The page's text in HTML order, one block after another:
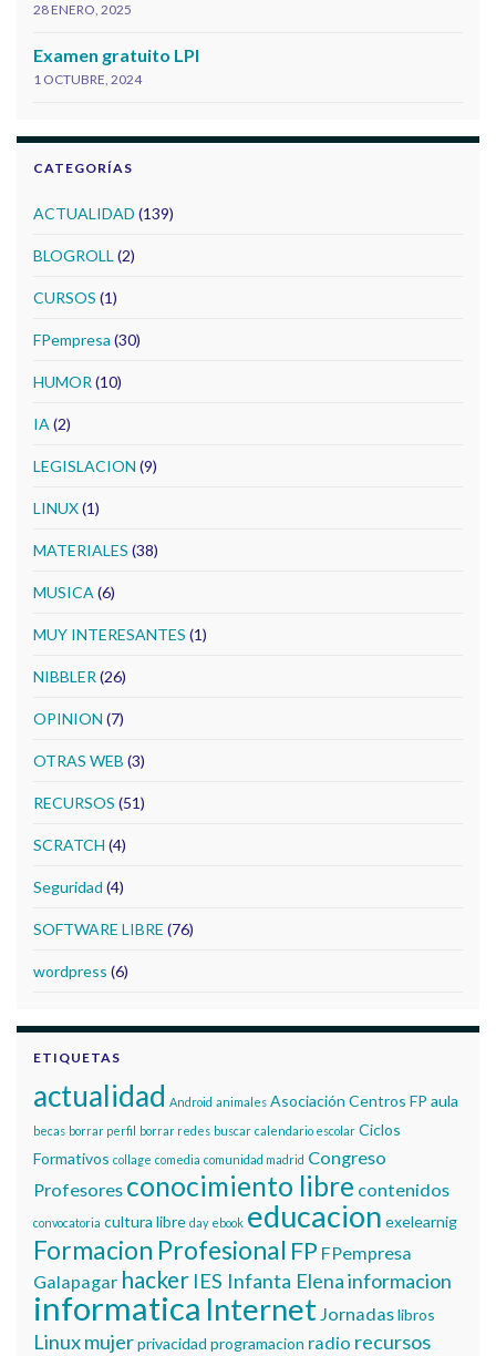
28 ENERO, 2025
Examen gratuito LPI
1 OCTUBRE, 2024
CATEGORÍAS
ACTUALIDAD (139)
BLOGROLL (2)
CURSOS (1)
FPempresa (30)
HUMOR (10)
IA (2)
LEGISLACION (9)
LINUX(1)
MATERIALES (38)
MUSICA (6)
MUY INTERESANTES (1)
NIBBLER (26)
OPINION (7)
OTRAS WEB (3)
RECURSOS (51)
SCRATCH (4)
Seguridad (4)
SOFTWARE LIBRE (76)
wordpress (6)
ETIQUETAS
actualidad Android animales Asociación Centros FP aula
becas borrar perfil borrar redes buscar calendario escolar Ciclos
Formativos collage comedia comunidad madrid Congreso
Profesores conocimiento libre contenidos
convocatoria cultura libre day ebook educacion exelearnig
Formacion Profesional FP FPempresa
Galapagar hacker IES Infanta Elenainformacion
informatica Internet Jornadaslibros
Linuxmujerprivacidad programacion radio recursos